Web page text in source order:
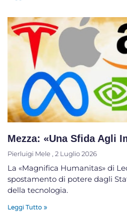
Mezza: «Una Sfida Agli
Pierluigi Mele 2 Luglio 2026
La «Magnifica Humanitas» di
spostamento di potere dagli
della tecnologia.
Leggi Tutto »